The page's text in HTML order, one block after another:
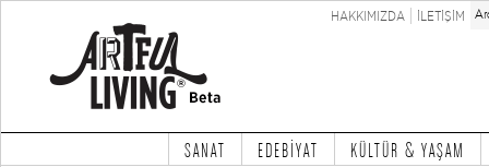
HAKKIMIZDA İLETİŞİM
SANAT EDEBİYAT KÜLTÜR & YAŞAM